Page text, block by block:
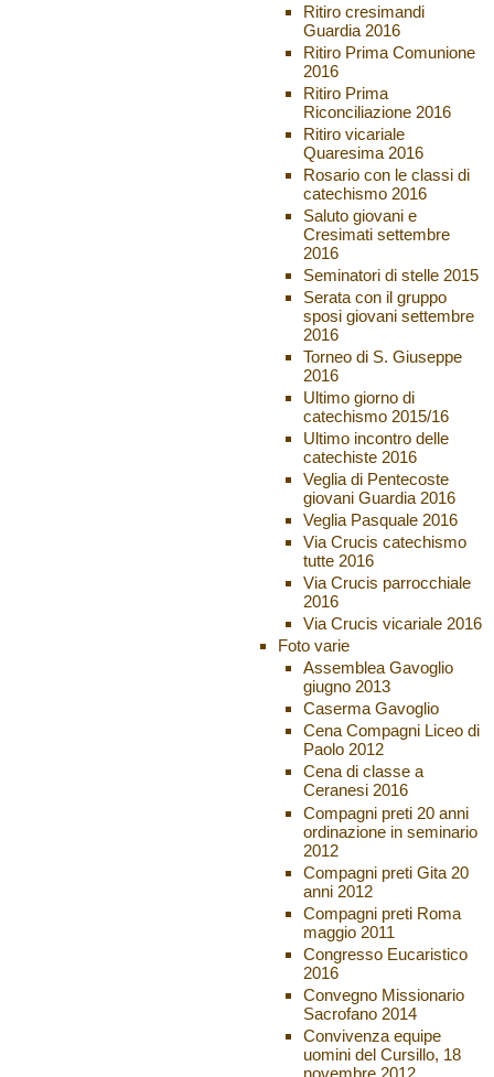
Ritiro cresimandi
Guardia 2016
Ritiro Prima Comunione
2016
Ritiro Prima
Riconciliazione 2016
Ritiro vicariale
Quaresima 2016
Rosario con le classi di
catechismo 2016
Saluto giovani e
Cresimati settembre
2016
Seminatori di stelle 2015
Serata con il gruppo
sposi giovani settembre
2016
Torneo di S. Giuseppe
2016
Ultimo giorno di
catechismo 2015/16
Ultimo incontro delle
catechiste 2016
Veglia di Pentecoste
giovani Guardia 2016
Veglia Pasquale 2016
Via Crucis catechismo
tutte 2016
Via Crucis parrocchiale
2016
Via Crucis vicariale 2016
Foto varie
Assemblea Gavoglio
giugno 2013
Caserma Gavoglio
Cena Compagni Liceo di
Paolo 2012
Cena di classe a
Ceranesi 2016
Compagni preti 20 anni
ordinazione in seminario
2012
Compagni preti Gita 20
anni 2012
Compagni preti Roma
maggio 2011
Congresso Eucaristico
2016
Convegno Missionario
Sacrofano 2014
Convivenza equipe
uomini del Cursillo, 18
novembre 2012